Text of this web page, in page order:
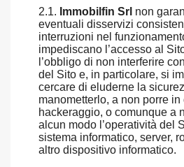
2.1. Immobilfin Srl non
eventuali disservizi
interruzioni nel
impediscano l’accesso al
l’obbligo di non interferire
del Sito e, in particolare, si
cercare di eluderne la
manometterlo, a non porre in
hackeraggio, o comunque a
alcun modo l’operatività del
sistema informatico, server,
altro dispositivo informatico.